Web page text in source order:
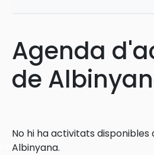
Agenda
de
No hi ha activitats disponibles
Albinyana.